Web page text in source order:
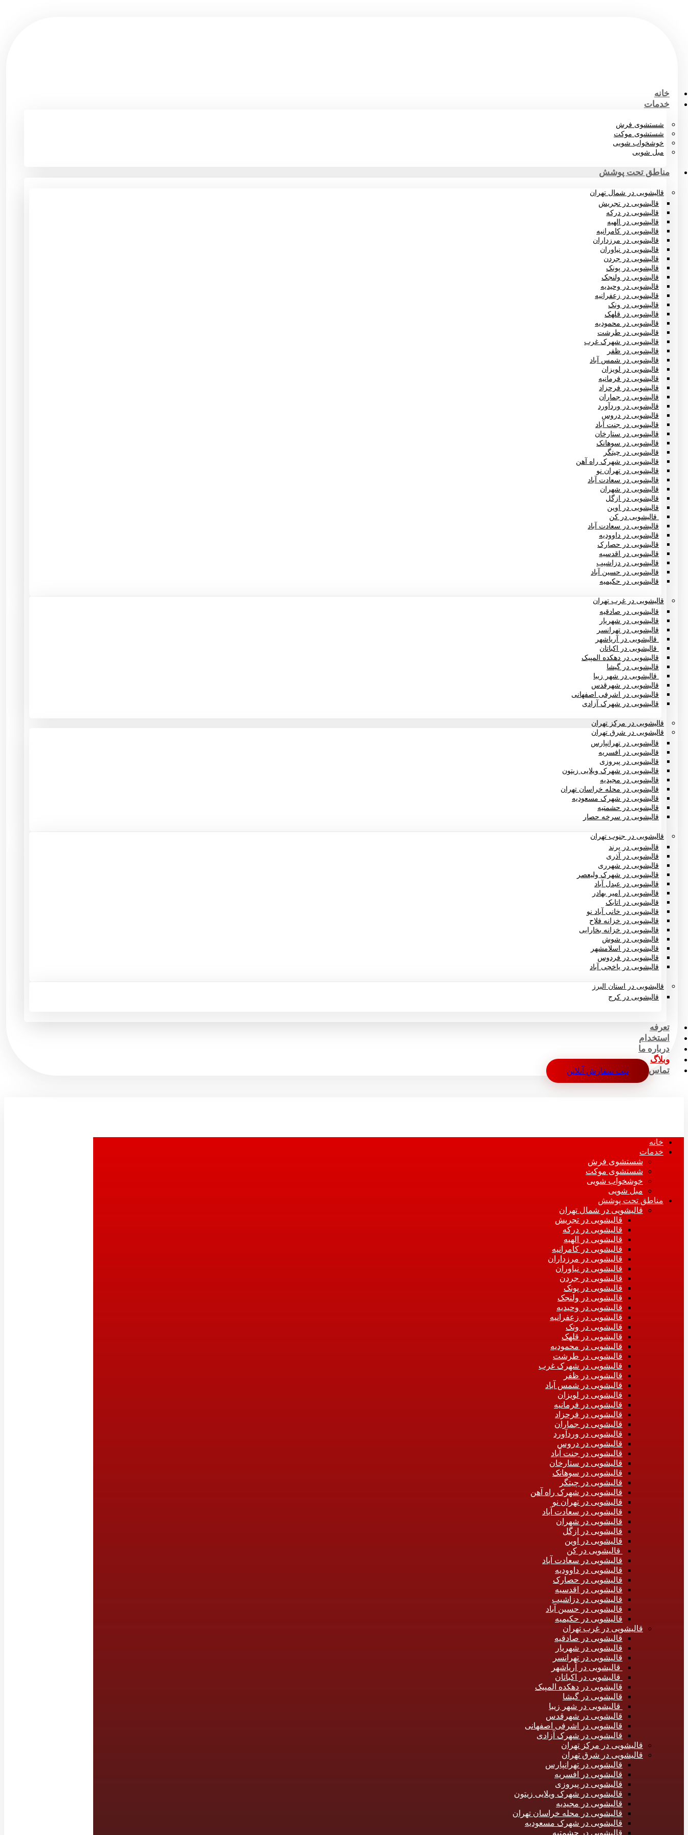
خانه
خدمات
شستشوی فرش
شستشوی موکت
خوشخواب شویی
مبل شویی
مناطق تحت پوشش
قالیشویی در شمال تهران
قالیشویی در تجریش
قالیشویی در درکه
قالیشویی در الهیه
قالیشویی در کامرانیه
قالیشویی در مرزداران
قالیشویی در نیاوران
قالیشویی در جردن
قالیشویی در پونک
قالیشویی در ولنجک
قالیشویی در وحیدیه
قالیشویی در زعفرانیه
قالیشویی در ونک
قالیشویی در قلهک
قالیشویی در محمودیه
قالیشویی در طرشت
قالیشویی در شهرک غرب
قالیشویی در ظفر
قالیشویی در شمس آباد
قالیشویی در لویزان
قالیشویی در فرمانیه
قالیشویی در فرحزاد
قالیشویی در جماران
قالیشویی در وردآورد
قالیشویی در دروس
قالیشویی در جنت آباد
قالیشویی در ستارخان
قالیشویی در سوهانک
قالیشویی در چیتگر
قالیشویی در شهرک راه آهن
قالیشویی در تهران نو
قالیشویی در سعادت آباد
قالیشویی در شهران
قالیشویی در ازگل
قالیشویی در اوین
قالیشویی در کن
قالیشویی در سعادت آباد
قالیشویی در داوودیه
قالیشویی در حصارک
قالیشویی در اقدسیه
قالیشویی در دزاشیب
قالیشویی در حسین آباد
قالیشویی در حکیمیه
قالیشویی در غرب تهران
قالیشویی در صادقیه
قالیشویی در شهریار
قالیشویی در تهرانسر
قالیشویی در آریاشهر
قالیشویی در اکباتان
قالیشویی در دهکده المپیک
قالیشویی در گیشا
قالیشویی در شهر زیبا
قالیشویی در شهرقدس
قالیشویی در اشرفی اصفهانی
قالیشویی در شهرک آزادی
قالیشویی در مرکز تهران
قالیشویی در شرق تهران
قالیشویی در تهرانپارس
قالیشویی در افسریه
قالیشویی در پیروزی
قالیشویی در شهرک ویلایی زیتون
قالیشویی در مجیدیه
قالیشویی در محله خراسان تهران
قالیشویی در شهرک مسعودیه
قالیشویی در حشمتیه
قالیشویی در سرخه حصار
قالیشویی در جنوب تهران
قالیشویی در پرند
قالیشویی در آذری
قالیشویی در شهرری
قالیشویی در شهرک ولیعصر
قالیشویی در عبدل آباد
قالیشویی در امیر بهادر
قالیشویی در اتابک
قالیشویی در خانی آباد نو
قالیشویی در خزانه فلاح
قالیشویی در خزانه بخارایی
قالیشویی در شوش
قالیشویی در اسلامشهر
قالیشویی در فردوس
قالیشویی در یاخچی آباد
قالیشویی در استان البرز
قالیشویی در کرج
تعرفه
استخدام
درباره ما
وبلاگ
تماس
ثبت سفارش آنلاین
خانه
خدمات
شستشوی فرش
شستشوی موکت
خوشخواب شویی
مبل شویی
مناطق تحت پوشش
قالیشویی در شمال تهران
قالیشویی در تجریش
قالیشویی در درکه
قالیشویی در الهیه
قالیشویی در کامرانیه
قالیشویی در مرزداران
قالیشویی در نیاوران
قالیشویی در جردن
قالیشویی در پونک
قالیشویی در ولنجک
قالیشویی در وحیدیه
قالیشویی در زعفرانیه
قالیشویی در ونک
قالیشویی در قلهک
قالیشویی در محمودیه
قالیشویی در طرشت
قالیشویی در شهرک غرب
قالیشویی در ظفر
قالیشویی در شمس آباد
قالیشویی در لویزان
قالیشویی در فرمانیه
قالیشویی در فرحزاد
قالیشویی در جماران
قالیشویی در وردآورد
قالیشویی در دروس
قالیشویی در جنت آباد
قالیشویی در ستارخان
قالیشویی در سوهانک
قالیشویی در چیتگر
قالیشویی در شهرک راه آهن
قالیشویی در تهران نو
قالیشویی در سعادت آباد
قالیشویی در شهران
قالیشویی در ازگل
قالیشویی در اوین
قالیشویی در کن
قالیشویی در سعادت آباد
قالیشویی در داوودیه
قالیشویی در حصارک
قالیشویی در اقدسیه
قالیشویی در دزاشیب
قالیشویی در حسین آباد
قالیشویی در حکیمیه
قالیشویی در غرب تهران
قالیشویی در صادقیه
قالیشویی در شهریار
قالیشویی در تهرانسر
قالیشویی در آریاشهر
قالیشویی در اکباتان
قالیشویی در دهکده المپیک
قالیشویی در گیشا
قالیشویی در شهر زیبا
قالیشویی در شهرقدس
قالیشویی در اشرفی اصفهانی
قالیشویی در شهرک آزادی
قالیشویی در مرکز تهران
قالیشویی در شرق تهران
قالیشویی در تهرانپارس
قالیشویی در افسریه
قالیشویی در پیروزی
قالیشویی در شهرک ویلایی زیتون
قالیشویی در مجیدیه
قالیشویی در محله خراسان تهران
قالیشویی در شهرک مسعودیه
قالیشویی در حشمتیه